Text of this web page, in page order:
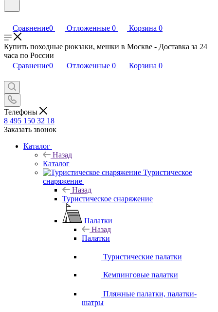
Сравнение0 Отложенные 0 Корзина 0
Купить походные рюкзаки, мешки в Москве - Доставка за 24
часа по России
Сравнение0 Отложенные 0 Корзина 0
Телефоны
8 495 150 32 18
Заказать звонок
Каталог
Назад
Каталог
Туристическое
снаряжение
Назад
Туристическое снаряжение
Палатки
Назад
Палатки
Туристические палатки
Кемпинговые палатки
Пляжные палатки, палатки-
шатры